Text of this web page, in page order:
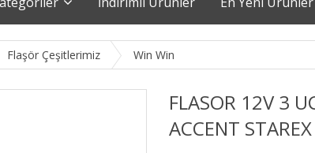
Flaşör Çeşitlerimiz Win Win
FLASOR 12V 3
ACCENT